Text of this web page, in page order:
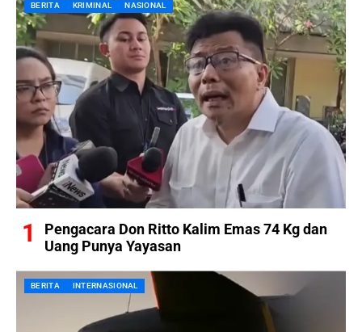
BERITA KRIMINAL NASIONAL
Pengacara Don Ritto Kalim Emas 74 Kg dan
Uang Punya Yayasan
BERITA INTERNASIONAL